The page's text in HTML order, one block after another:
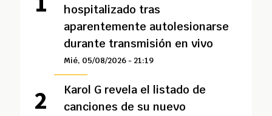
hospitalizado tras
aparentemente autolesionarse
durante transmisión en vivo
Mié, 05/08/2026 - 21:19
Karol G revela el listado de
canciones de su nuevo